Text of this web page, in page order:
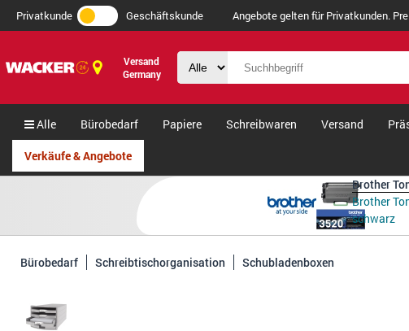
Privatkunde Geschäftskunde Angebote gelten für Privatkunden.
Versand
Germany
Alle Bürobedarf Papiere Schreibwaren Versand
Verkäufe & Angebote
Brother
Brother
schwarz
Bürobedarf Schreibtischorganisation Schubladenboxen